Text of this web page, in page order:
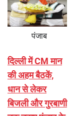
पंजाब
दिल्ली में CM मान
की अहम बैठकें,
धान से लेकर
बिजली और गुरबाणी